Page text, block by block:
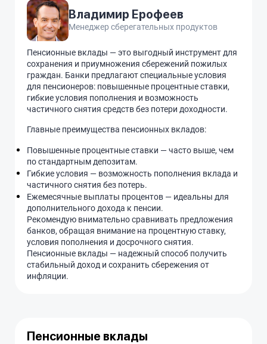
Владимир Ерофеев
Менеджер сберегательных продуктов
Пенсионные вклады — это выгодный инструмент для
сохранения и приумножения сбережений пожилых
граждан. Банки предлагают специальные условия
для пенсионеров: повышенные процентные ставки,
гибкие условия пополнения и возможность
частичного снятия средств без потери доходности.
Главные преимущества пенсионных вкладов:
Повышенные процентные ставки — часто выше, чем
по стандартным депозитам.
Гибкие условия — возможность пополнения вклада и
частичного снятия без потерь.
Ежемесячные выплаты процентов — идеальны для
дополнительного дохода к пенсии.
Рекомендую внимательно сравнивать предложения
банков, обращая внимание на процентную ставку,
условия пополнения и досрочного снятия.
Пенсионные вклады — надежный способ получить
стабильный доход и сохранить сбережения от
инфляции.
Пенсионные вклады